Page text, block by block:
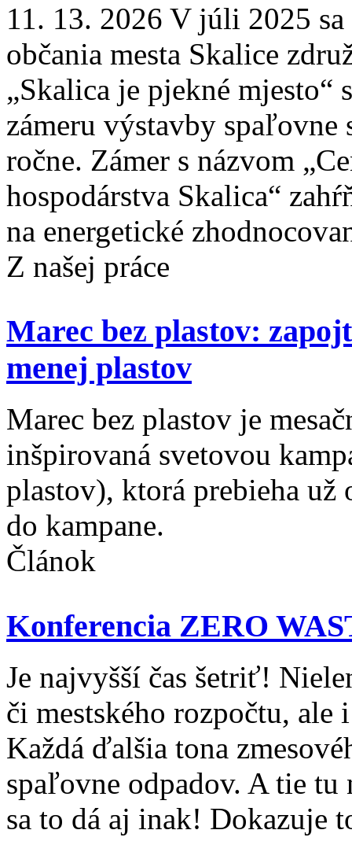
11. 13. 2026 V júli 2025
občania mesta Skalice
„Skalica je pjekné
zámeru výstavby spaľovne
ročne. Zámer s názvom
hospodárstva Skalica“
na energetické
Z našej práce
Marec bez plastov:
menej plastov
Marec bez plastov je
inšpirovaná svetovou
plastov), ktorá prebieha už
do kampane.
Článok
Konferencia ZERO
Je najvyšší čas šetriť!
či mestského rozpočtu, ale
Každá ďalšia tona
spaľovne odpadov. A tie tu
sa to dá aj inak! Dokazuje